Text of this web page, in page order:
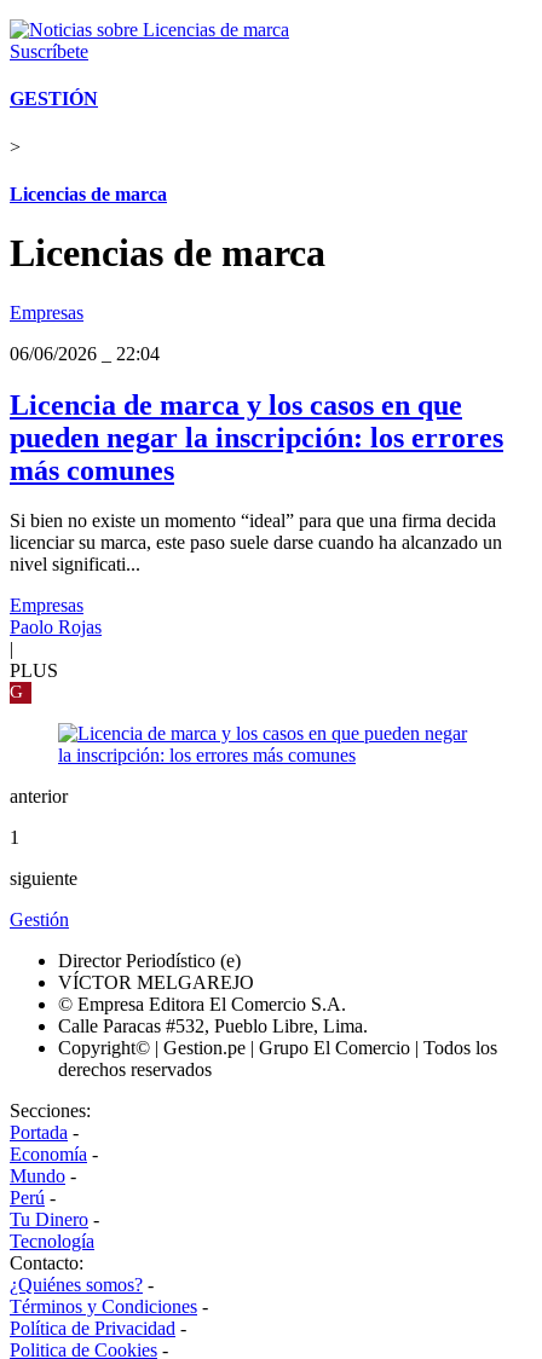
Suscríbete
GESTIÓN
>
Licencias de marca
Licencias de marca
Empresas
06/06/2026
22:04
Licencia de marca y los casos en que
pueden negar la inscripción: los errores
más comunes
Si bien no existe un momento “ideal” para que una firma decida
licenciar su marca, este paso suele darse cuando ha alcanzado un
nivel significati...
Empresas
Paolo Rojas
PLUS
G
anterior
1
siguiente
Gestión
Director Periodístico (e)
VÍCTOR MELGAREJO
© Empresa Editora El Comercio S.A.
Calle Paracas #532, Pueblo Libre, Lima.
Copyright© | Gestion.pe | Grupo El Comercio | Todos los
derechos reservados
Secciones:
Portada -
Economía -
Mundo -
Perú -
Tu Dinero -
Tecnología
Contacto:
¿Quiénes somos? -
Términos y Condiciones -
Política de Privacidad -
Politica de Cookies -